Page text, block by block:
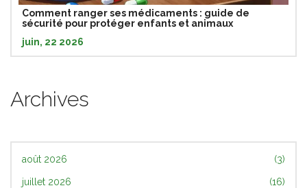
Comment ranger ses médicaments : guide de
sécurité pour protéger enfants et animaux
juin, 22 2026
Archives
août 2026 (3)
juillet 2026 (16)